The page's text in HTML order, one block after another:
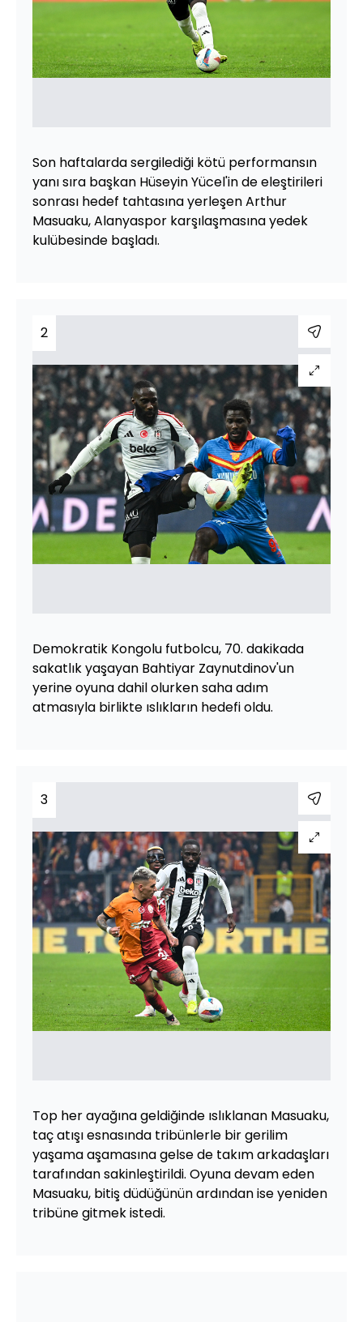
Son haftalarda sergilediği kötü performansın
yanı sıra başkan Hüseyin Yücel'in de eleştirileri
sonrası hedef tahtasına yerleşen Arthur
Masuaku, Alanyaspor karşılaşmasına yedek
kulübesinde başladı.
2
Demokratik Kongolu futbolcu, 70. dakikada
sakatlık yaşayan Bahtiyar Zaynutdinov'un
yerine oyuna dahil olurken saha adım
atmasıyla birlikte ıslıkların hedefi oldu.
3
Top her ayağına geldiğinde ıslıklanan Masuaku,
taç atışı esnasında tribünlerle bir gerilim
yaşama aşamasına gelse de takım arkadaşları
tarafından sakinleştirildi. Oyuna devam eden
Masuaku, bitiş düdüğünün ardından ise yeniden
tribüne gitmek istedi.